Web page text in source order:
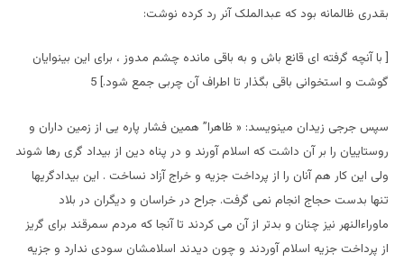
بقدری ظالمانه بود که عبدالملک آنر رد کرده نوشت:
[ با آنچه گرفته ای قانع باش و به باقی مانده چشم مدوز ، برای اين بينوايان
گوشت و استخوانی باقی بگذار تا اطراف آن چربی جمع شود.] 5
سپس جرجی زیدان مينويسد: « ظاهرا” همين فشار پاره یی از زمين داران و
روستایيان را بر آن داشت که اسلام آورند و در پناه دين از بيداد گری رها شوند
ولی اين کار هم آنان را از پرداخت جزيه و خراج آزاد نساخت . اين بيدادگريها
تنها بدست حجاج انجام نمی گرفت. جراح در خراسان و ديگران در بلاد
ماوراءالنهر نيز چنان و بدتر از آن می کردند تا آنجا که مردم سمرقند برای گريز
از پرداخت جزيه اسلام آوردند و چون ديدند اسلامشان سودی ندارد و جزيه